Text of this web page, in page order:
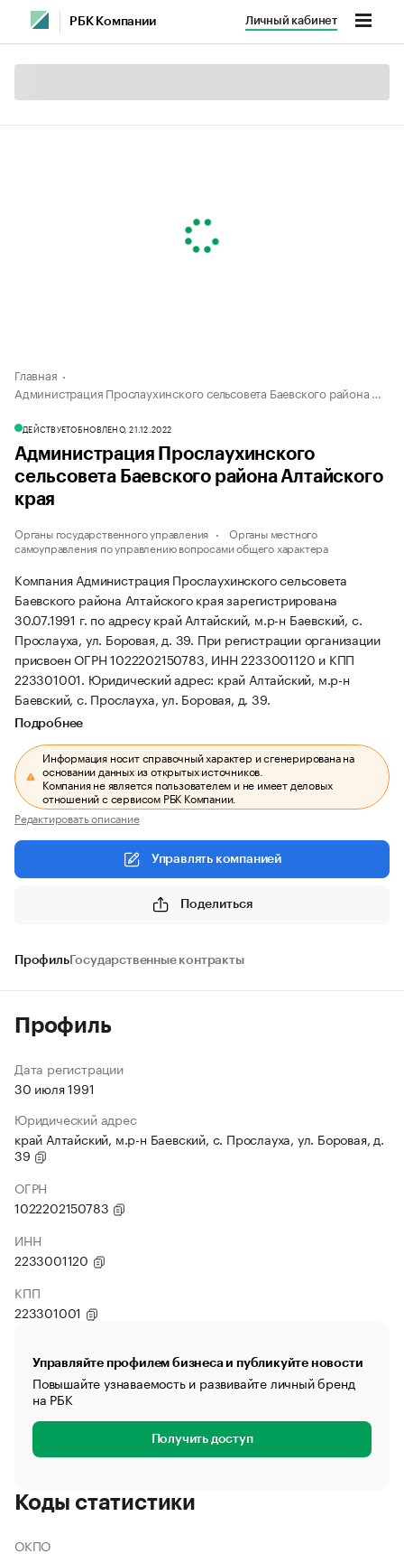
РБК Компании Личный кабинет
Главная
Администрация Прослаухинского сельсовета Баевского района Алтайского края
ДЕЙСТВУЕТОБНОВЛЕНО, 21.12.2022
Администрация Прослаухинского
сельсовета Баевского района Алтайского
края
Органы государственного управления
Органы местного
самоуправления по управлению вопросами общего характера
Компания Администрация Прослаухинского сельсовета
Баевского района Алтайского края зарегистрирована
30.07.1991 г. по адресу край Алтайский, м.р-н Баевский, с.
Прослауха, ул. Боровая, д. 39. При регистрации организации
присвоен ОГРН 1022202150783, ИНН 2233001120 и КПП
223301001. Юридический адрес: край Алтайский, м.р-н
Баевский, с. Прослауха, ул. Боровая, д. 39.
Подробнее
Информация носит справочный характер и сгенерирована на
основании данных из открытых источников.
Компания не является пользователем и не имеет деловых
отношений с сервисом РБК Компании.
Редактировать описание
Управлять компанией
Поделиться
ПрофильГосударственные контракты
Профиль
Дата регистрации
30 июля 1991
Юридический адрес
край Алтайский, м.р-н Баевский, с. Прослауха, ул. Боровая, д.
39
ОГРН
1022202150783
ИНН
2233001120
КПП
223301001
Управляйте профилем бизнеса и публикуйте новости
Повышайте узнаваемость и развивайте личный бренд
на РБК
Получить доступ
Коды статистики
ОКПО